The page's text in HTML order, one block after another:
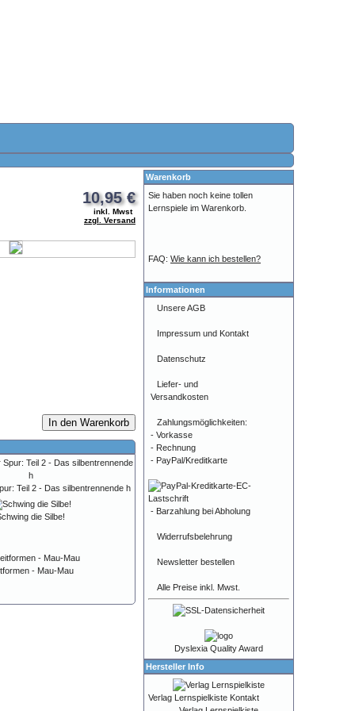
10,95 €
inkl. Mwst
zzgl. Versand
In den Warenkorb
Teil 2 - Das silbentrennende h
die Silbe!
- Mau-Mau
Warenkorb
Sie haben noch keine tollen
Lernspiele im Warenkorb.
FAQ: Wie kann ich bestellen?
Informationen
Unsere AGB
Impressum und Kontakt
Datenschutz
Liefer- und
Versandkosten
Zahlungsmöglichkeiten:
- Vorkasse
- Rechnung
- PayPal/Kreditkarte
- Barzahlung bei Abholung
Widerrufsbelehrung
Newsletter bestellen
Alle Preise inkl. Mwst.
Dyslexia Quality Award
Hersteller Info
Verlag Lernspielkiste Kontakt